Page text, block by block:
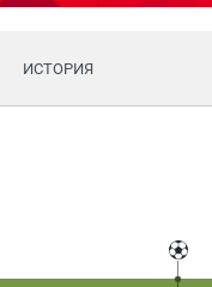
ИСТОРИЯ